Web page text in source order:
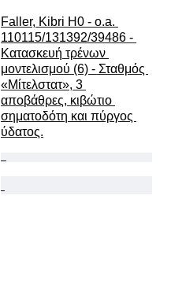
Faller, Kibri H0 - o.a.
110115/131392/39486 -
Κατασκευή τρένων
μοντελισμού (6) - Σταθμός
«Μίτελστατ», 3
αποβάθρες, κιβώτιο
σηματοδότη και πύργος
ύδατος.